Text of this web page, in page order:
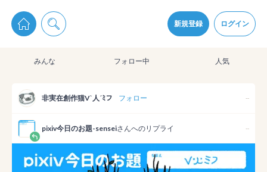
新規登録 ログイン
pixiv Sketchは2024年5月28日付で プライパシーポリシーを改定しました。
通知を受け取るにはここをクリックします
pixiv Sketchアプリでさらに快適に！
みんな フォロー中 人気
非実在創作猫V`人´ﾐフ フォロー --
pixiv今日のお題-senseiさんへのリプライ --